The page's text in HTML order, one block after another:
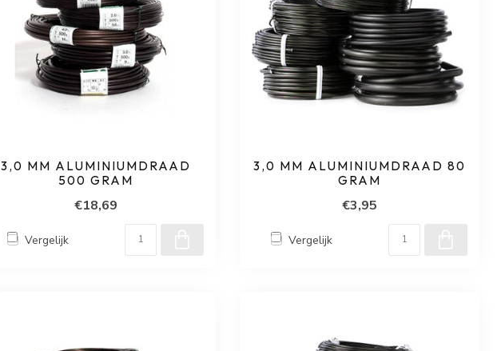
3,0 MM ALUMINIUMDRAAD
500 GRAM
€18,69
Vergelijk
3,0 MM ALUMINIUMDRAAD 80
GRAM
€3,95
Vergelijk